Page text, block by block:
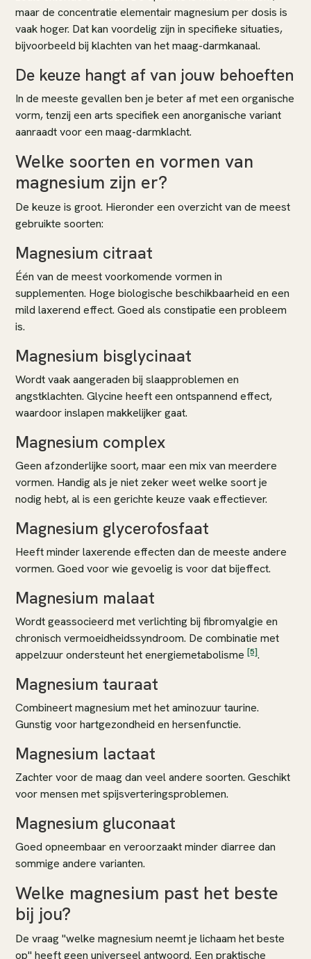
maar de concentratie elementair magnesium per dosis is
vaak hoger. Dat kan voordelig zijn in specifieke situaties,
bijvoorbeeld bij klachten van het maag-darmkanaal.
De keuze hangt af van jouw behoeften
In de meeste gevallen ben je beter af met een organische
vorm, tenzij een arts specifiek een anorganische variant
aanraadt voor een maag-darmklacht.
Welke soorten en vormen van
magnesium zijn er?
De keuze is groot. Hieronder een overzicht van de meest
gebruikte soorten:
Magnesium citraat
Één van de meest voorkomende vormen in
supplementen. Hoge biologische beschikbaarheid en een
mild laxerend effect. Goed als constipatie een probleem
is.
Magnesium bisglycinaat
Wordt vaak aangeraden bij slaapproblemen en
angstklachten. Glycine heeft een ontspannend effect,
waardoor inslapen makkelijker gaat.
Magnesium complex
Geen afzonderlijke soort, maar een mix van meerdere
vormen. Handig als je niet zeker weet welke soort je
nodig hebt, al is een gerichte keuze vaak effectiever.
Magnesium glycerofosfaat
Heeft minder laxerende effecten dan de meeste andere
vormen. Goed voor wie gevoelig is voor dat bijeffect.
Magnesium malaat
Wordt geassocieerd met verlichting bij fibromyalgie en
chronisch vermoeidheidssyndroom. De combinatie met
appelzuur ondersteunt het energiemetabolisme[5].
Magnesium tauraat
Combineert magnesium met het aminozuur taurine.
Gunstig voor hartgezondheid en hersenfunctie.
Magnesium lactaat
Zachter voor de maag dan veel andere soorten. Geschikt
voor mensen met spijsverteringsproblemen.
Magnesium gluconaat
Goed opneembaar en veroorzaakt minder diarree dan
sommige andere varianten.
Welke magnesium past het beste
bij jou?
De vraag "welke magnesium neemt je lichaam het beste
op" heeft geen universeel antwoord. Een praktische